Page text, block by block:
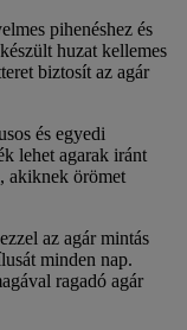
pihenéshez és
huzat kellemes
biztosít az agár
és egyedi
lehet agarak iránt
akiknek örömet
az agár mintás
minden nap.
ragadó agár